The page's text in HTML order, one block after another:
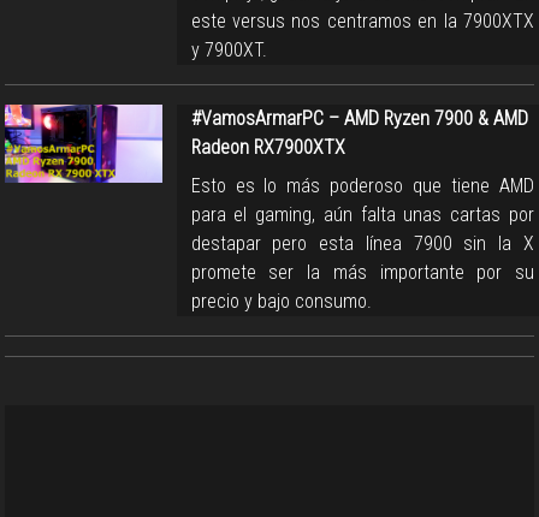
este versus nos centramos en la 7900XTX
y 7900XT.
#VamosArmarPC – AMD Ryzen 7900 & AMD
Radeon RX7900XTX
Esto es lo más poderoso que tiene AMD
para el gaming, aún falta unas cartas por
destapar pero esta línea 7900 sin la X
promete ser la más importante por su
precio y bajo consumo.